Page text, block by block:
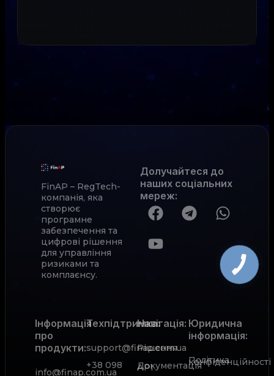
FinAP – RegTech-
компанія, яка
створює
програмне
забезпечення та
цифрові рішення
для управління
ризиками та
комплаєнсу.
Долучайтеся до
наших соціальних
мереж:
Інформація
про
продукти:
info@finap.com.ua
Техпідтримка:
support@finap.com.ua
+38 098
Рішення
Документація
АРІ
Навігація: Юридична
інформація:
Політика
конфіденційності